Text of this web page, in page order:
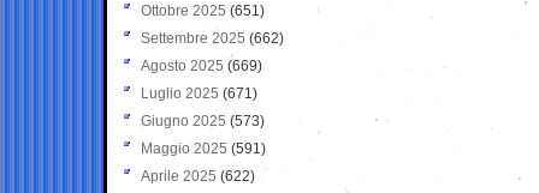
Ottobre 2025 (651)
Settembre 2025 (662)
Agosto 2025 (669)
Luglio 2025 (671)
Giugno 2025 (573)
Maggio 2025 (591)
Aprile 2025 (622)